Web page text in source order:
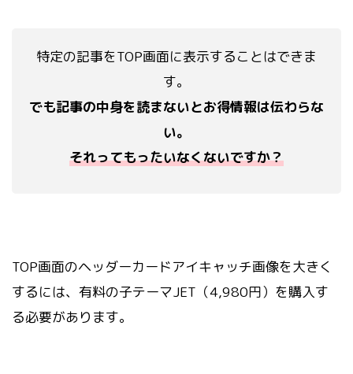
特定の記事をTOP画面に表示することはできま
す。
でも記事の中身を読まないとお得情報は伝わらな
い。
それってもったいなくないですか？
TOP画面のヘッダーカードアイキャッチ画像を大きく
するには、有料の子テーマJET（4,980円）を購入す
る必要があります。